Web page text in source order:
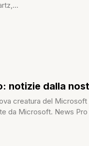
notizie dalla
creatura del Microsoft
da Microsoft. News Pro